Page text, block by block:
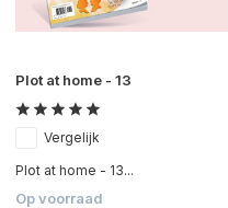
Plot at home - 13
Vergelijk
Plot at home - 13...
Op voorraad